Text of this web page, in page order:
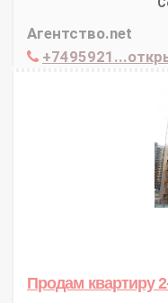
Агентство.net
Продам квартиру